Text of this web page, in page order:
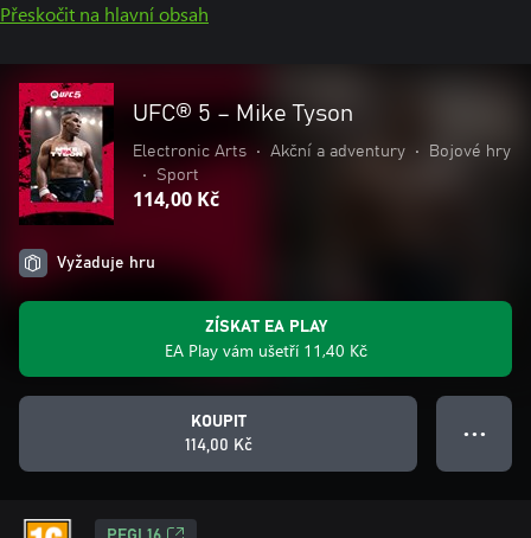
Přeskočit na hlavní obsah
UFC® 5 – Mike Tyson
Electronic Arts • Akční a adventury •
Bojové hry
•
Sport
114,00 Kč
Vyžaduje hru
ZÍSKAT EA PLAY
EA Play vám ušetří 11,40 Kč
KOUPIT
114,00 Kč
● ● ●